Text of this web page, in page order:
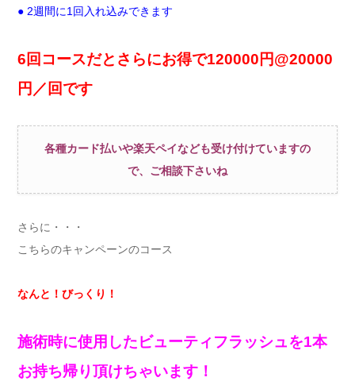
● 2週間に1回入れ込みできます
6回コースだとさらにお得で120000円@20000
円／回です
各種カード払いや楽天ペイなども受け付けていますの
で、ご相談下さいね
さらに・・・
こちらのキャンペーンのコース
なんと！びっくり！
施術時に使用したビューティフラッシュを1本
お持ち帰り頂けちゃいます！